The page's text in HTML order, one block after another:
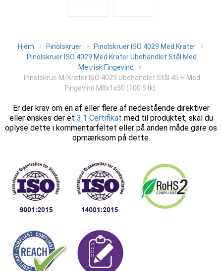
Hjem Pinolskruer
Pinolskruer ISO 4029 Med Krater
Pinolskruer ISO 4029 Med Krater Ubehandlet Stål Med
Metrisk Fingevind
Pinolskrue M/Krater ISO 4029 Ubehandlet Stål 45 H Med
Fingevind M8x1x50 (100 Stk)
Er der krav om en af eller flere af nedestående direktiver
eller ønskes der et 3.1 Certifikat med til produktet, skal du
oplyse dette i kommentarfeltet eller på anden måde gøre os
opmærksom på dette.